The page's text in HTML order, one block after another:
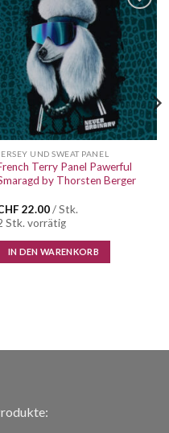
Auf die
Wunschliste
UND SWEAT PANEL
Terry Panel Pawerful
by Thorsten Berger
22.00/ Stk.
Stk. vorrätig
IN DEN WARENKORB